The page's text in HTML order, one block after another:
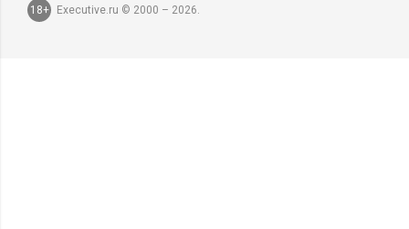
18+ Executive.ru © 2000 – 2026.